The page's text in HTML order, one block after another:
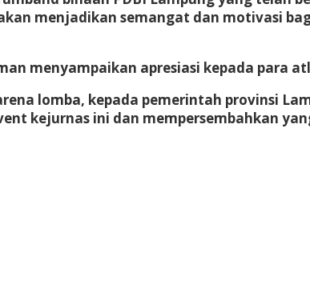
menjadikan semangat dan motivasi
menyampaikan apresiasi kepada para
lomba, kepada pemerintah provinsi
kejurnas ini dan mempersembahkan